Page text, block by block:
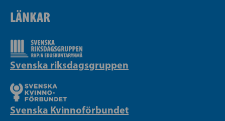
LÄNKAR
Svenska riksdagsgruppen
Svenska Kvinnoförbundet